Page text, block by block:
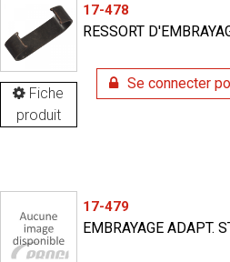
Fiche
produit
17-478
RESSORT
Se connecter
17-479
EMBRAYAGE ADAPT.